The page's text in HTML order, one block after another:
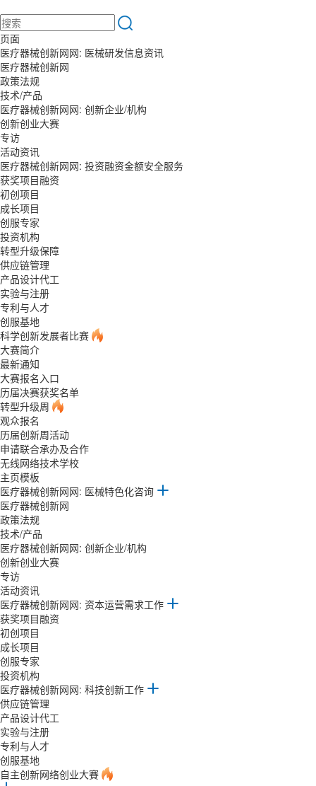
页面
医疗器械创新网网: 医械研发信息资讯
医疗器械创新网
政策法规
技术/产品
医疗器械创新网网: 创新企业/机构
创新创业大赛
专访
活动资讯
医疗器械创新网网: 投资融资金额安全服务
获奖项目融资
初创项目
成长项目
创服专家
投资机构
转型升级保障
供应链管理
产品设计代工
实验与注册
专利与人才
创服基地
科学创新发展者比赛
大赛简介
最新通知
大赛报名入口
历届决赛获奖名单
转型升级周
观众报名
历届创新周活动
申请联合承办及合作
无线网络技术学校
主页模板
医疗器械创新网网: 医械特色化咨询
医疗器械创新网
政策法规
技术/产品
医疗器械创新网网: 创新企业/机构
创新创业大赛
专访
活动资讯
医疗器械创新网网: 资本运营需求工作
获奖项目融资
初创项目
成长项目
创服专家
投资机构
医疗器械创新网网: 科技创新工作
供应链管理
产品设计代工
实验与注册
专利与人才
创服基地
自主创新网络创业大賽